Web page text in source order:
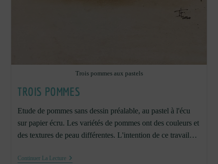
Trois pommes aux pastels
TROIS POMMES
Etude de pommes sans dessin préalable, au pastel à l'écu
sur papier écru. Les variétés de pommes ont des couleurs et
des textures de peau différentes. L'intention de ce travail…
Continuer La LectureTrois